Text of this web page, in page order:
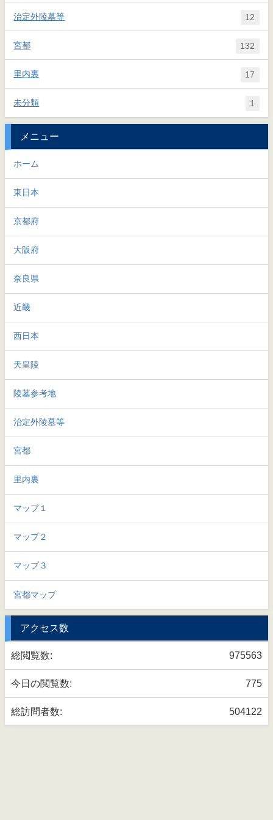
治定外陵墓等 12
宮都 132
里内裏 17
未分類 1
メニュー
ホーム
東日本
京都府
大阪府
奈良県
近畿
西日本
天皇陵
陵墓参考地
治定外陵墓等
宮都
里内裏
マップ１
マップ２
マップ３
宮都マップ
アクセス数
975563
総閲覧数:
775
今日の閲覧数:
504122
総訪問者数: